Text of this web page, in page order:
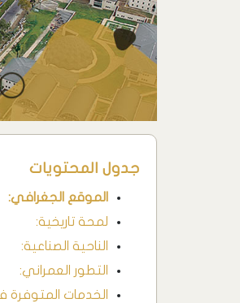
جدول المحتويات
الموقع الجغرافي:
لمحة تاريخية:
الناحية الصناعية:
التطور العمراني:
الخدمات